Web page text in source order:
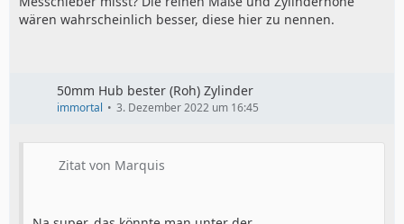
wären wahrscheinlich besser, diese hier zu nennen.
50mm Hub bester (Roh) Zylinder
immortal 3. Dezember 2022 um 16:45
Zitat von Marquis